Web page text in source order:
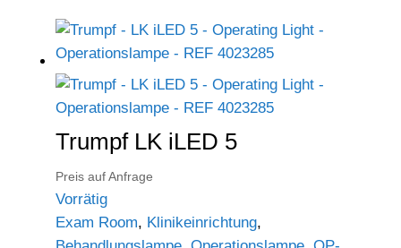
Trumpf LK iLED 5
Preis auf Anfrage
Vorrätig
Exam Room, Klinikeinrichtung,